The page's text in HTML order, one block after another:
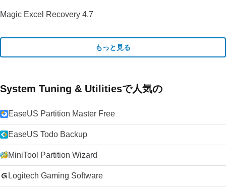
Magic Excel Recovery 4.7
もっと見る
System Tuning & Utilitiesで人気の
EaseUS Partition Master Free
EaseUS Todo Backup
MiniTool Partition Wizard
Logitech Gaming Software